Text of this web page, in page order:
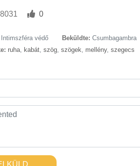
0
Intimszféra védő Beküldte: Csumbagambra
ruha, kabát, szög, szögek, mellény, szegecs